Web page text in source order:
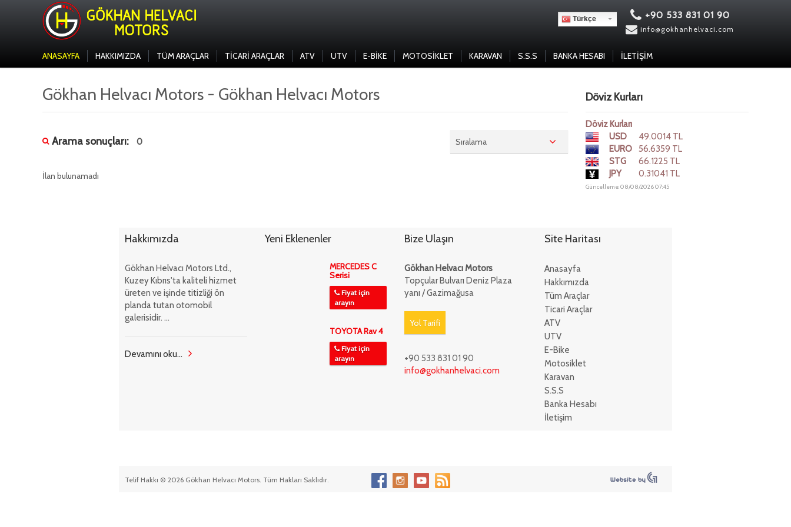
+90 533 831 01 90
info@gokhanhelvaci.com
Türkçe
ANASAYFA HAKKIMIZDA TÜM ARAÇLAR TICARI ARAÇLAR ATV UTV E-BIKE MOTOSIKLET KARAVAN S.S.S BANKA HESABI İLETIŞIM
Gökhan Helvacı Motors - Gökhan Helvacı Motors
Arama sonuçları: 0 Sıralama
İlan bulunamadı
Döviz Kurları
Döviz Kurları
USD
49.0014 TL
EURO
56.6359 TL
STG
66.1225 TL
JPY
0.31041 TL
Güncelleme: 08/08/2026 07:45
Hakkımızda
Gökhan Helvacı Motors Ltd.,
Kuzey Kıbrıs'ta kaliteli hizmet
üreten ve işinde titizliği ön
planda tutan otomobil
galerisidir. ...
Devamını oku...
Yeni Eklenenler
MERCEDES C
Serisi
Fiyat için
arayın
TOYOTA Rav 4
Fiyat için
arayın
Bize Ulaşın
Gökhan Helvacı Motors
Topçular Bulvarı Deniz Plaza
yanı / Gazimağusa
Yol Tarifi
+90 533 831 01 90
info@gokhanhelvaci.com
Site Haritası
Anasayfa
Hakkımızda
Tüm Araçlar
Ticari Araçlar
ATV
UTV
E-Bike
Motosiklet
Karavan
S.S.S
Banka Hesabı
İletişim
Telif Hakkı © 2026 Gökhan Helvacı Motors. Tüm Hakları Saklıdır.